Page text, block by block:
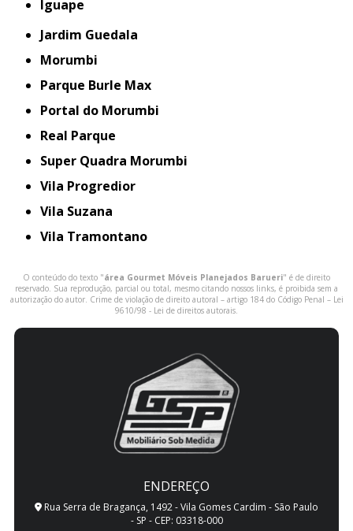
iguape
Jardim Guedala
Morumbi
Parque Burle Max
Portal do Morumbi
Real Parque
Super Quadra Morumbi
Vila Progredior
Vila Suzana
Vila Tramontano
O conteúdo do texto "área Gourmet Móveis Planejados Barueri" é de direito
reservado. Sua reprodução, parcial ou total, mesmo citando nossos links, é proibida sem a
autorização do autor. Crime de violação de direito autoral – artigo 184 do Código Penal – Lei
9610/98 - Lei de direitos autorais
ENDEREÇO
Rua Serra de Bragança, 1492 - Vila Gomes Cardim - São Paulo
- SP - CEP: 03318-000